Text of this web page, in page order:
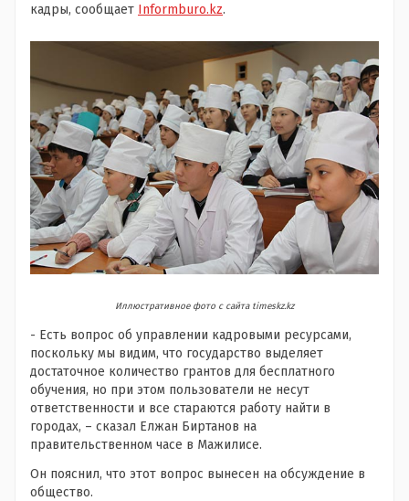
кадры, сообщает Informburo.kz.
Иллюстративное фото с сайта timeskz.kz
- Есть вопрос об управлении кадровыми ресурсами,
поскольку мы видим, что государство выделяет
достаточное количество грантов для бесплатного
обучения, но при этом пользователи не несут
ответственности и все стараются работу найти в
городах, – сказал Елжан Биртанов на
правительственном часе в Мажилисе.
Он пояснил, что этот вопрос вынесен на обсуждение в
общество.